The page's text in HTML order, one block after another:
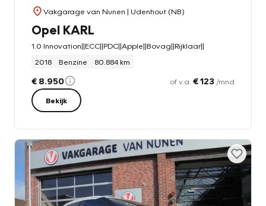
Vakgarage van Nunen | Udenhout (NB)
Opel KARL
1.0 Innovation||ECC||PDC||Apple||Bovag||Rijklaar||
2018
Benzine 80.884 km
€ 8.950 of v.a. € 123 /mnd
Bekijk